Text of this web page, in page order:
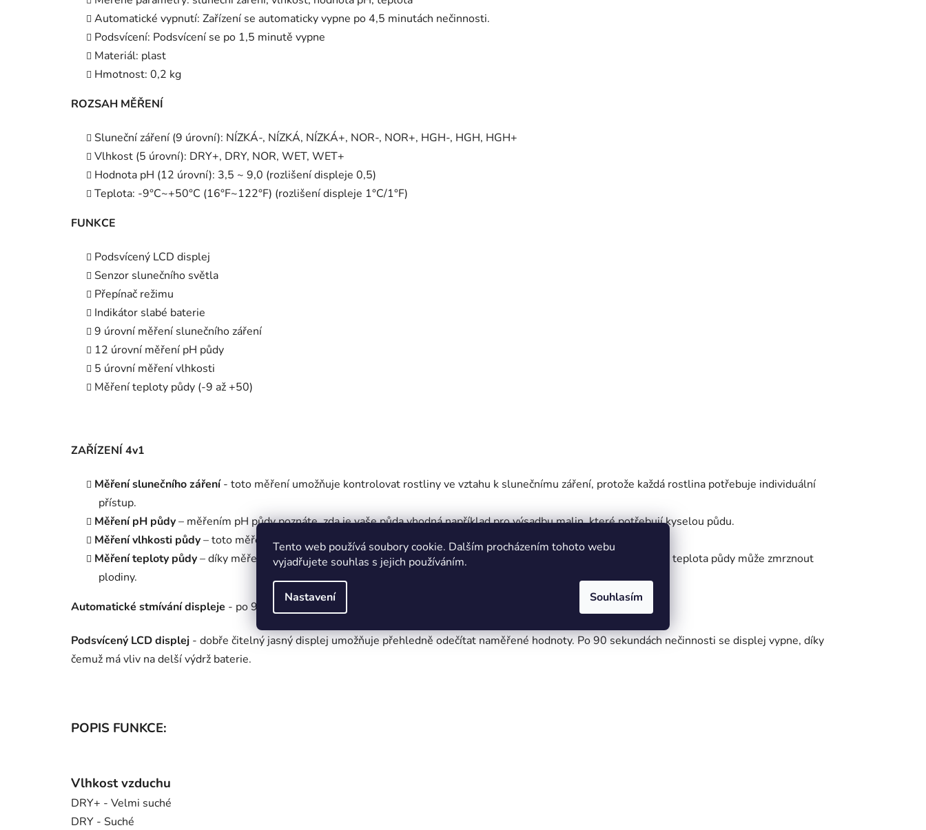
Tento web používá soubory cookie. Dalším procházením tohoto webu
vyjadřujete souhlas s jejich používáním.
Nastavení Souhlasím
Automatické vypnutí: Zařízení se automaticky vypne po 4,5 minutách nečinnosti.
Podsvícení: Podsvícení se po 1,5 minutě vypne
Materiál: plast
Hmotnost: 0,2 kg
ROZSAH MĚŘENÍ
Sluneční záření (9 úrovní): NÍZKÁ-, NÍZKÁ, NÍZKÁ+, NOR-, NOR+, HGH-, HGH, HGH+
Vlhkost (5 úrovní): DRY+, DRY, NOR, WET, WET+
Hodnota pH (12 úrovní): 3,5 ~ 9,0 (rozlišení displeje 0,5)
Teplota: -9°C~+50°C (16°F~122°F) (rozlišení displeje 1°C/1°F)
FUNKCE
Podsvícený LCD displej
Senzor slunečního světla
Přepínač režimu
Indikátor slabé baterie
9 úrovní měření slunečního záření
12 úrovní měření pH půdy
5 úrovní měření vlhkosti
Měření teploty půdy (-9 až +50)
ZAŘÍZENÍ 4v1
Měření slunečního záření- toto měření umožňuje kontrolovat rostliny ve vztahu k slunečnímu záření, protože každá rostlina potřebuje individuální
přístup.
Měření pH půdy– měřením pH půdy poznáte, zda je vaše půda vhodná například pro výsadbu malin, které potřebují kyselou půdu.
Měření vlhkosti půdy– toto měření je mimořádně užitečné, když chcete pěstovat zeleninu na vaší domácí zahradě.
Měření teploty půdy– díky měření můžeme zkontrolovat, zda je správný čas na výsadbu zeleniny, protože příliš nízká teplota půdy může zmrznout
plodiny.
Automatické stmívání displeje - po 90 sekundách se displej vypne, díky čemuž se spotřeba baterie sníží na polovinu.
Podsvícený LCD displej - dobře čitelný jasný displej umožňuje přehledně odečítat naměřené hodnoty. Po 90 sekundách nečinnosti se displej vypne, díky
čemuž má vliv na delší výdrž baterie.
POPIS FUNKCE:
Vlhkost vzduchu
DRY+ - Velmi suché
DRY - Suché